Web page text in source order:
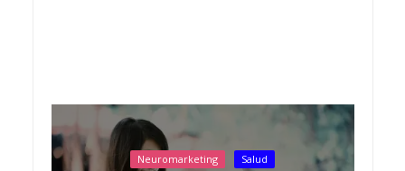
Neuromarketing Salud